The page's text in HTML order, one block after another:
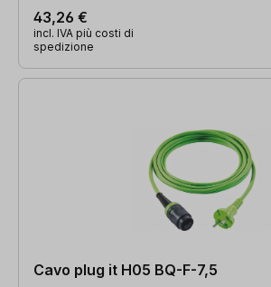
43,26 €
incl. IVA più costi di
spedizione
Cavo plug it H05 BQ-F-7,5